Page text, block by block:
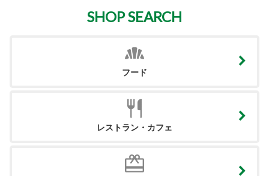
SHOP SEARCH
フード
レストラン・カフェ